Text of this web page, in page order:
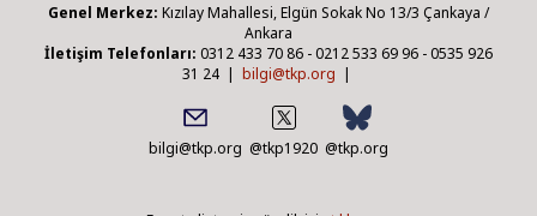
Genel Merkez: Kızılay Mahallesi, Elgün Sokak No 13/3 Çankaya /
Ankara
İletişim Telefonları: 0312 433 70 86 - 0212 533 69 96 - 0535 926
31 24 | bilgi@tkp.org |
bilgi@tkp.org @tkp1920 @tkp.org